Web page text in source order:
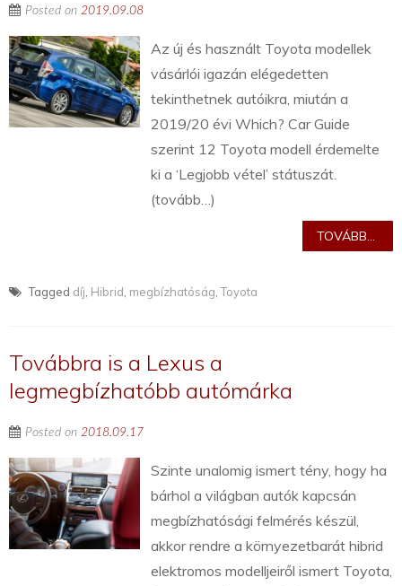
Posted on 2019.09.08
Az új és használt Toyota modellek
vásárlói igazán elégedetten
tekinthetnek autóikra, miután a
2019/20 évi Which? Car Guide
szerint 12 Toyota modell érdemelte
ki a ‘Legjobb vétel’ státuszát.
(tovább…)
TOVÁBB...
Tagged díj Hibrid megbízhatóság ,Toyota
Továbbra is a Lexus a
legmegbízhatóbb autómárka
Posted on 2018.09.17
Szinte unalomig ismert tény, hogy ha
bárhol a világban autók kapcsán
megbízhatósági felmérés készül,
akkor rendre a környezetbarát hibrid
elektromos modelljeiről ismert Toyota,